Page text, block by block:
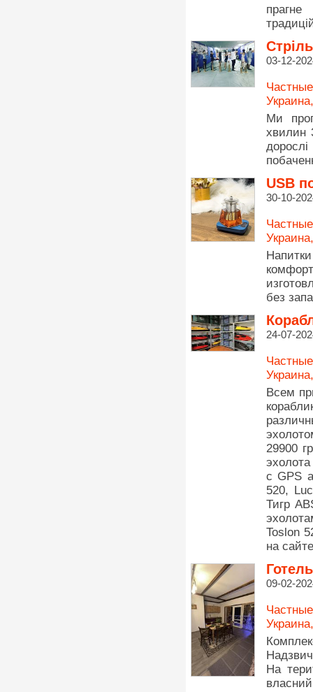
03-12-
Ми
хвилин
USB
30-10-
без
24-07-
Всем
29900
c GPS
520,
Тигр
Toslon
на
09-02-
На
власний